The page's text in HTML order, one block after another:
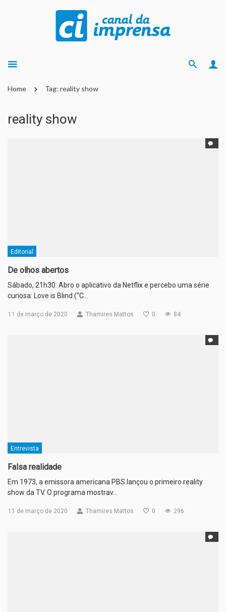
Home Tag: reality show
reality show
Editorial
De olhos abertos
Sábado, 21h30: Abro o aplicativo da Netflix e percebo uma série
curiosa: Love is Blind (“C…
11 de março de 2020 Thamires Mattos 0 84
Entrevista
Falsa realidade
Em 1973, a emissora americana PBS lançou o primeiro reality
show da TV. O programa mostrav…
11 de março de 2020 Thamires Mattos 0 296